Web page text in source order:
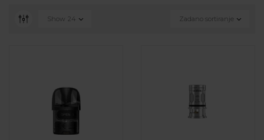
Zadano sortiranje
Show 24